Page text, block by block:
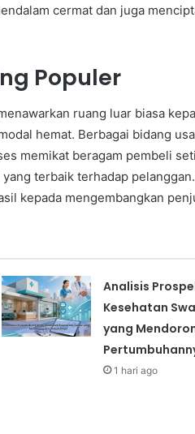
cermat dan juga
Populer
ruang luar biasa
hemat. Berbagai bidang
memikat beragam pembeli
terbaik terhadap
kepada mengembangkan
Analisis
Kesehatan
yang
1 hari ago